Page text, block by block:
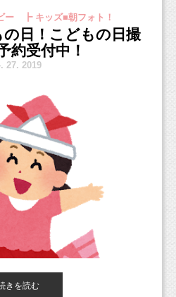
┣ キッズ■朝フォト！
日！こどもの日撮
約受付中！
27. 2019
きを読む